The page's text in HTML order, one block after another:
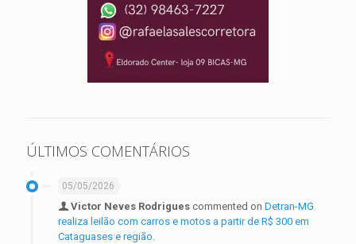
ÚLTIMOS COMENTÁRIOS
05/05/2026
Victor Neves Rodrigues commented on Detran-MG
realiza leilão com carros e motos a partir de R$ 300 em
Cataguases e região.